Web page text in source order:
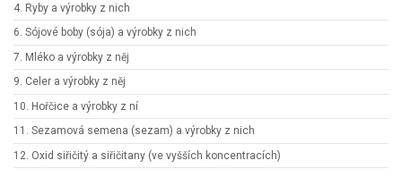
4. Ryby a výrobky z nich
6. Sójové boby (sója) a výrobky z nich
7. Mléko a výrobky z něj
9. Celer a výrobky z něj
10. Hořčice a výrobky z ní
11. Sezamová semena (sezam) a výrobky z nich
12. Oxid siřičitý a siřičitany (ve vyšších koncentracích)